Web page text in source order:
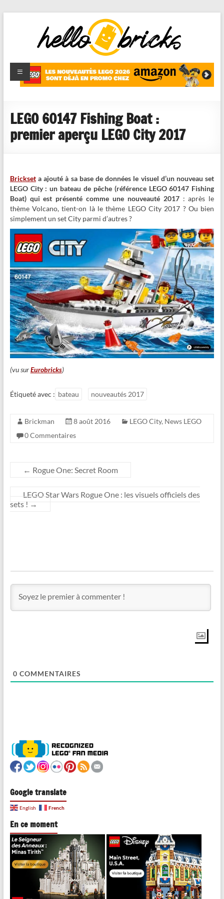
HelloBricks
Blog LEGO,
nouveaut�s
reviews
LEGO 60147 Fishing Boat :
premier aperçu LEGO City 2017
Brickseta ajouté à sa base de données le visuel d’un nouveau set
LEGO City : un bateau de pêche (référence LEGO 60147 Fishing
Boat) qui est présenté comme une nouveauté 2017: après le
thème Volcano, tient-on là le thème LEGO City 2017 ? Ou bien
simplement un set City parmi d’autres ?
(vu surEurobricks)
Étiqueté avec : bateau nouveautés 2017
Brickman 8 août 2016 LEGO City, News LEGO
0 Commentaires
← Rogue One: Secret Room
LEGO Star Wars Rogue One : les visuels officiels des
sets ! →
0 COMMENTAIRES
Google translate
English French
En ce moment